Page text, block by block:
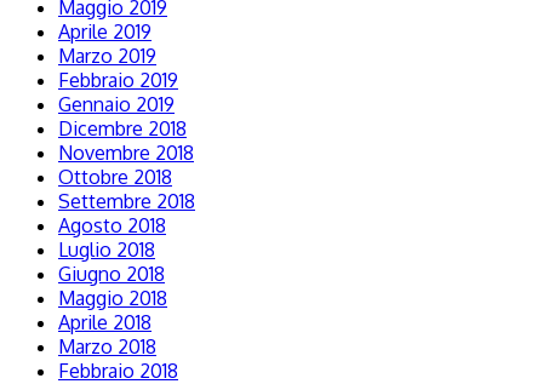
Maggio 2019
Aprile 2019
Marzo 2019
Febbraio 2019
Gennaio 2019
Dicembre 2018
Novembre 2018
Ottobre 2018
Settembre 2018
Agosto 2018
Luglio 2018
Giugno 2018
Maggio 2018
Aprile 2018
Marzo 2018
Febbraio 2018